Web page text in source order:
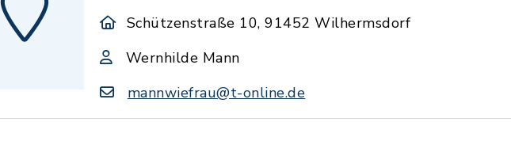
Schützenstraße 10, 91452 Wilhermsdorf
Wernhilde Mann
mannwiefrau@t-online.de